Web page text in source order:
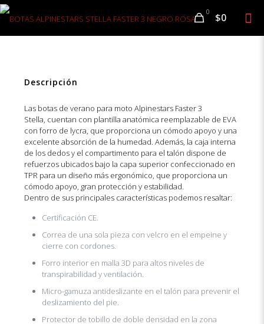
0 $0
Descripción
Las botas de verano para moto Alpinestars Faster 3
Stella, cuentan con plantilla anatómica reemplazable de EVA
con forro de lycra, que proporciona un cómodo apoyo y una
excelente absorción de la humedad. Además, la caja interna
de los dedos y el compartimento para el talón dispone de
refuerzos ubicados bajo la capa superior confeccionado en
TPR para un diseño más ergonómico, que proporciona un
cómodo apoyo, gran protección y estabilidad.
Dentro de sus principales características podemos resaltar:
Certificación CE.
Correa de una sola pieza con velcro en el empeine y
cierre con cordones.
Forro interior en malla 3D para altos niveles de
transpirabilidad y ventilación.
Micro-gamuza antideslizante en el talón para prevenir el
deslizamiento del pie.
Protector de tobillo de doble densidad en la zona